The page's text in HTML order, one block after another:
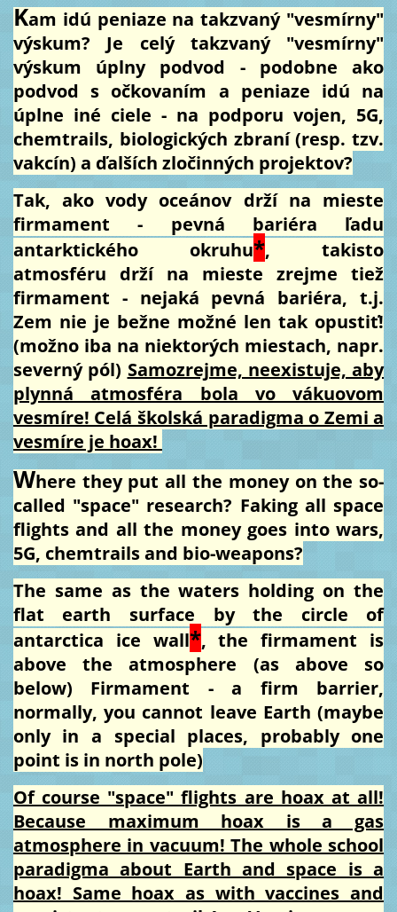
Kam idú peniaze na takzvaný "vesmírny"
výskum? Je celý takzvaný "vesmírny"
výskum úplny podvod - podobne ako
podvod s očkovaním a peniaze idú na
úplne iné ciele - na podporu vojen, 5G,
chemtrails, biologických zbraní (resp. tzv.
vakcín) a ďalších zločinných projektov?
Tak, ako vody oceánov drží na mieste
firmament - pevná bariéra ľadu
antarktického okruhu*, takisto
atmosféru drží na mieste zrejme tiež
firmament - nejaká pevná bariéra, t.j.
Zem nie je bežne možné len tak opustiť!
(možno iba na niektorých miestach, napr.
severný pól) Samozrejme, neexistuje, aby
plynná atmosféra bola vo vákuovom
vesmíre! Celá školská paradigma o Zemi a
vesmíre je hoax!
Where they put all the money on the so-
called "space" research? Faking all space
flights and all the money goes into wars,
5G, chemtrails and bio-weapons?
The same as the waters holding on the
flat earth surface by the circle of
antarctica ice wall*, the firmament is
above the atmosphere (as above so
below) Firmament - a firm barrier,
normally, you cannot leave Earth (maybe
only in a special places, probably one
point is in north pole)
Of course "space" flights are hoax at all!
Because maximum hoax is a gas
atmosphere in vacuum! The whole school
paradigma about Earth and space is a
hoax! Same hoax as with vaccines and